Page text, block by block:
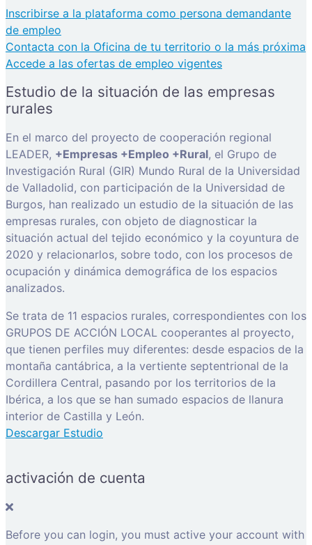
Inscribirse a la plataforma como persona demandante
de empleo
Contacta con la Oficina de tu territorio o la más próxima
Accede a las ofertas de empleo vigentes
Estudio de la situación de las empresas
rurales
En el marco del proyecto de cooperación regional
LEADER, +Empresas +Empleo +Rural, el Grupo de
Investigación Rural (GIR) Mundo Rural de la Universidad
de Valladolid, con participación de la Universidad de
Burgos, han realizado un estudio de la situación de las
empresas rurales, con objeto de diagnosticar la
situación actual del tejido económico y la coyuntura de
2020 y relacionarlos, sobre todo, con los procesos de
ocupación y dinámica demográfica de los espacios
analizados.
Se trata de 11 espacios rurales, correspondientes con los
GRUPOS DE ACCIÓN LOCAL cooperantes al proyecto,
que tienen perfiles muy diferentes: desde espacios de la
montaña cantábrica, a la vertiente septentrional de la
Cordillera Central, pasando por los territorios de la
Ibérica, a los que se han sumado espacios de llanura
interior de Castilla y León.
Descargar Estudio
activación de cuenta
Before you can login, you must active your account with